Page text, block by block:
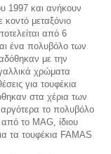
1997 και ανήκουν
μεταξόνιο
από 6
ένα πολυβόλο των
με την
χρώματα
για τουφέκια
στα χέρια των
το πολυβόλο
το MAG, ίδιου
τα τουφέκια FAMAS